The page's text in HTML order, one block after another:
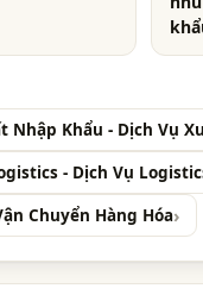
Nhập Khẩu - Dịch Vụ
- Dịch Vụ
Chuyển Hàng Hóa